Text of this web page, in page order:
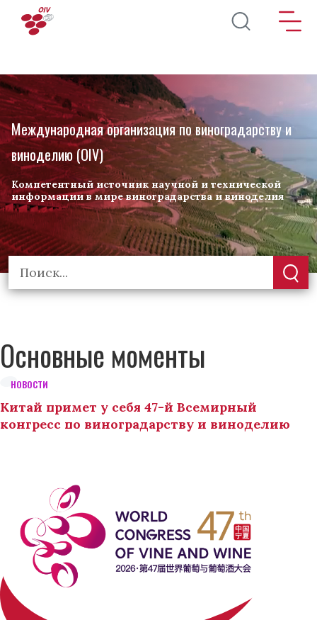
Перейти к основному содержанию
Международная организация по виноградарству и
виноделию (OIV)
Компетентный источник научной и технической
информации в мире виноградарства и виноделия
Основные моменты
НОВОСТИ
Китай примет у себя 47-й Всемирный
конгресс по виноградарству и виноделию